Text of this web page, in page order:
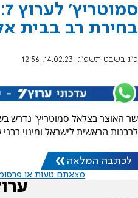
בחירת רב בבית
כ"ג בשבט תשפ"ג 14.02.23, 12:56
לרבנות הראשית לישראל ומינוי רבני
לכתבה המלאה
מצאתם טעות או